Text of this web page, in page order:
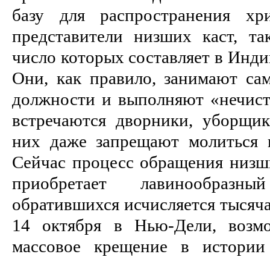
базу для распростра­нения
представители низших каст,
число кото­рых составляет в
Они, как правило, за­нимают
должности и выполняют
встре­чаются дворники,
них даже запрещают молиться
Сейчас процесс обращения
приобретает
обратившихся исчисляется
14 октября в Нью-Дели,
массовое крещение в